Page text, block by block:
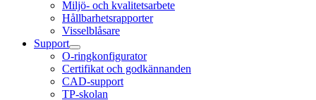
Miljö- och kvalitetsarbete
Hållbarhetsrapporter
Visselblåsare
Support
O-ringkonfigurator
Certifikat och godkännanden
CAD-support
TP-skolan